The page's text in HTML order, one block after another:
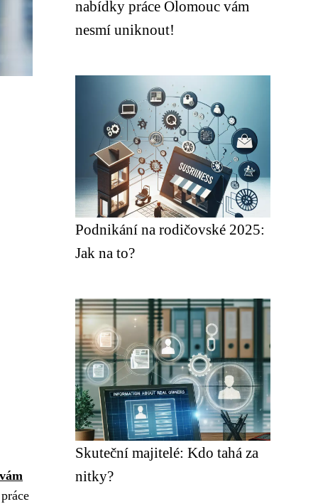
nabídky práce Olomouc vám
nesmí uniknout!
Podnikání na rodičovské 2025:
Jak na to?
Skuteční majitelé: Kdo tahá za
nitky?